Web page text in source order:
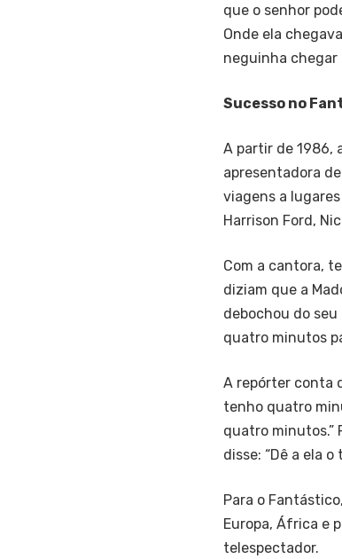
que o senhor
Onde ela
neguinha chegar
Sucesso no
A partir de 1986,
apresentadora
viagens a
Harrison Ford,
Com a cantora,
diziam que a
debochou do
quatro minutos
A repórter conta
tenho quatro
quatro minutos.”
disse: “Dê a ela o
Para o
Europa, África e
telespectador.